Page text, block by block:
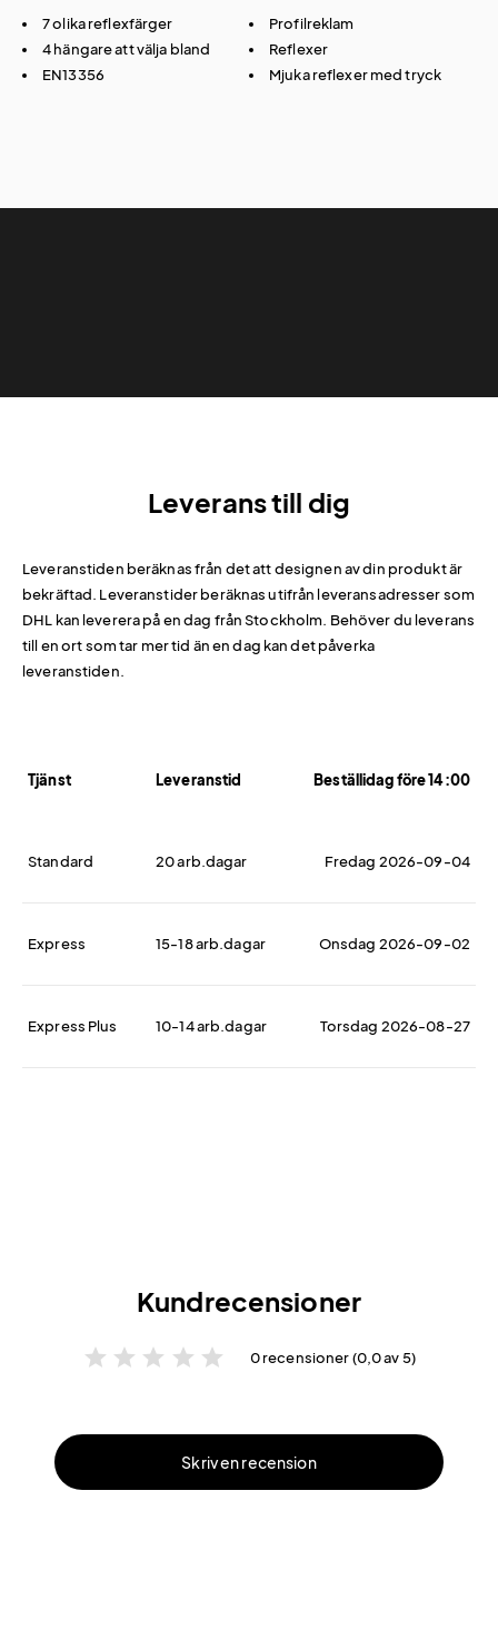
7 olika reflexfärger
4 hängare att välja bland
EN13356
Profilreklam
Reflexer
Mjuka reflexer med tryck
Leverans till dig
Leveranstiden beräknas från det att designen av din produkt är
bekräftad. Leveranstider beräknas utifrån leveransadresser som
DHL kan leverera på en dag från Stockholm. Behöver du leverans
till en ort som tar mer tid än en dag kan det påverka
leveranstiden.
Tjänst Leveranstid Beställidag före 14:00
Standard 20 arb.dagar Fredag 2026-09-04
Express 15-18 arb.dagar Onsdag 2026-09-02
Express Plus 10-14 arb.dagar Torsdag 2026-08-27
Kundrecensioner
star star star star star 0 recensioner (0,0 av 5)
Skriv en recension